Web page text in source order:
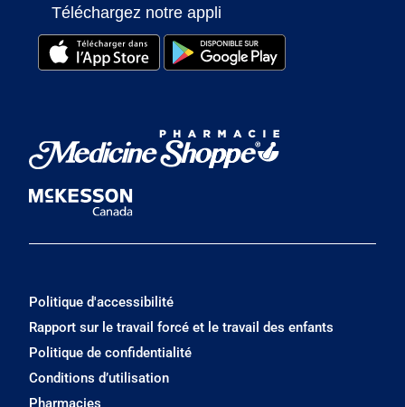
Téléchargez notre appli
Politique d'accessibilité
Rapport sur le travail forcé et le travail des enfants
Politique de confidentialité
Conditions d’utilisation
Pharmacies